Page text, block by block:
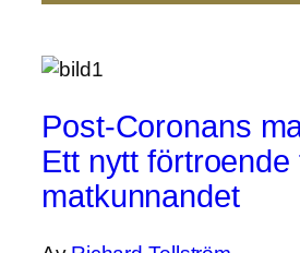
Post-Coronans
Ett nytt förtroende
matkunnandet